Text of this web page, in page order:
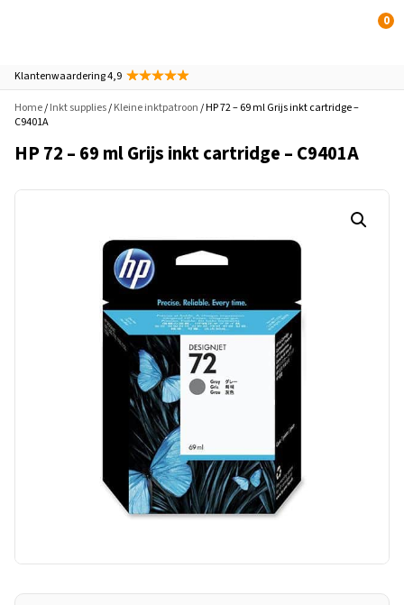
0
Klantenwaardering 4,9
Home/Inkt supplies/Kleine inktpatroon/ HP 72 – 69 ml Grijs inkt cartridge –
C9401A
HP 72 – 69 ml Grijs inkt cartridge – C9401A